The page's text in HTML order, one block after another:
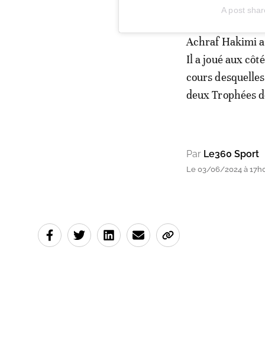
A post
Achraf Hakimi
Il a joué aux
cours
deux Trophées
Par Le360 Sport
Le 03/06/2024 à